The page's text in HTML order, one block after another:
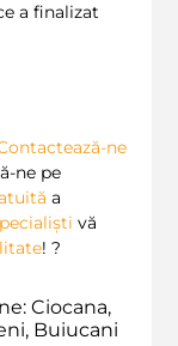
a finalizat
ne
ne pe
a
vă
! ?️
Ciocana,
Buiucani